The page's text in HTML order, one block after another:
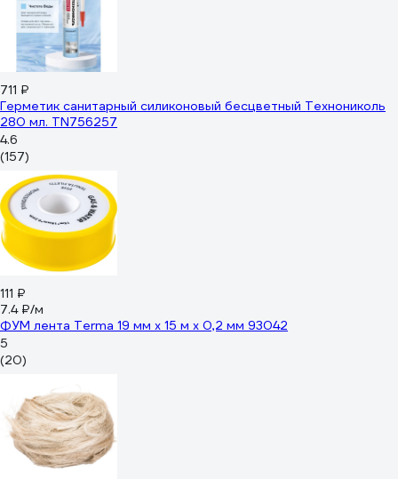
711 ₽
Герметик санитарный силиконовый бесцветный Технониколь
280 мл. TN756257
4.6
(157)
111 ₽
7.4 ₽/м
ФУМ лента Terma 19 мм х 15 м х 0,2 мм 93042
5
(20)